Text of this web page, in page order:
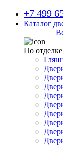
+7 499
Каталог
По отделке